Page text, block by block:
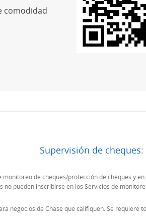
comodidad
Supervisión de
de cheques/protección de cheques y
pueden inscribirse en los Servicios de
negocios de Chase que califiquen. Se requiere